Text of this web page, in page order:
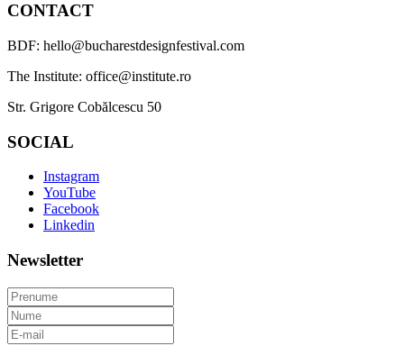
CONTACT
BDF: hello@bucharestdesignfestival.com
The Institute: office@institute.ro
Str. Grigore Cobălcescu 50
SOCIAL
Instagram
YouTube
Facebook
Linkedin
Newsletter